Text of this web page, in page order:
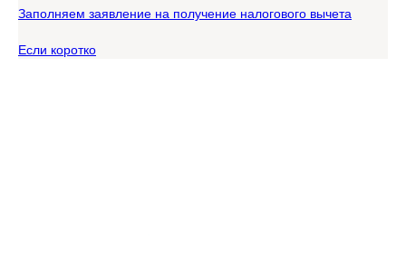
Заполняем заявление на получение налогового вычета
Если коротко